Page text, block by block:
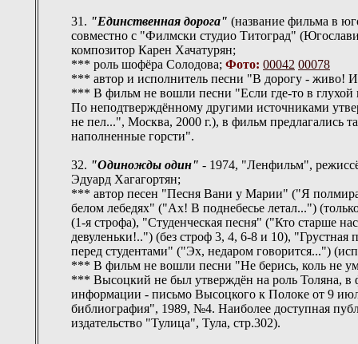
31. "Единственная дорога" (название фильма в
совместно с "Филмски студио Титоград"
композитор Карен Хачатурян;
*** роль шофёра Солодова; Фото: 00042 00078
*** автор и исполнитель песни "В дорогу - живо!
*** В фильм не вошли песни "Если где-то в глухой
По неподтверждённому другими источниками
не пел...", Москва, 2000 г.), в фильм
наполненные горсти".
32. "Одиножды один" - 1974, "Ленфильм",
Эдуард Хагагортян;
*** автор песен "Песня Вани у Марии" ("Я
белом лебедях" ("Ах! В поднебесье летал...")
(1-я строфа), "Студенческая песня" ("Кто старше
девуленьки!..") (без строф 3, 4, 6-8 и 10),
перед студентами" ("Эх, недаром говорится...")
*** В фильм не вошли песни "Не берись, коль не
*** Высоцкий не был утверждён на роль Толяна, в
информации - письмо Высоцкого к Полоке от 9
библиография", 1989, №4. Наиболее доступная
издательство "Тулица", Тула, стр.302).